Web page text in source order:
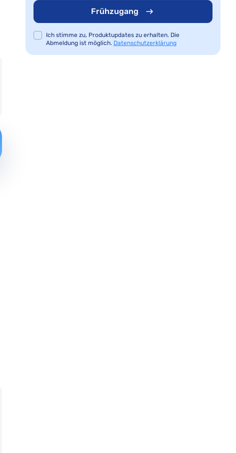
Frühzugang
Ich stimme zu, Produktupdates zu erhalten. Die
Abmeldung ist möglich. Datenschutzerklärung